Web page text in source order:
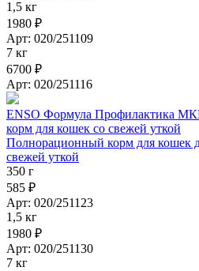
1,5 кг
1980 ₽
Арт: 020/251109
7 кг
6700 ₽
Арт: 020/251116
ENSO Формула Профилактика
корм для кошек со свежей уткой
Полнорационный корм для кошек
свежей уткой
350 г
585 ₽
Арт: 020/251123
1,5 кг
1980 ₽
Арт: 020/251130
7 кг